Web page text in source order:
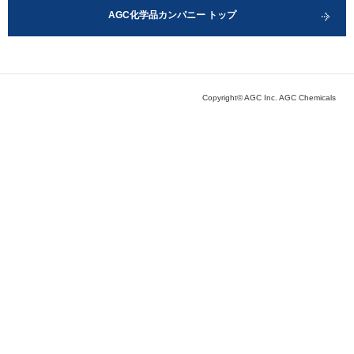
AGC化学品カンパニー トップ
Copyright© AGC Inc. AGC Chemicals